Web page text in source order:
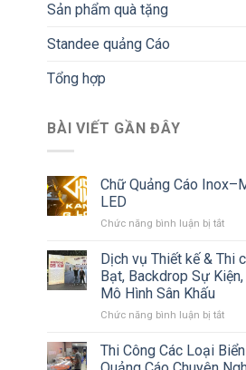
Sản phẩm quà tặng
Standee quảng Cáo
Tổng hợp
BÀI VIẾT GẦN ĐÂY
Chữ Quảng Cáo
LED
Chức năng bình luận bị tắtở
Cáo
Có
Dịch vụ Thiết kế & Thi
Bạt, Backdrop Sự
Mô Hình Sân Khấu
Chức năng bình luận bị tắtở
vụ
Thiết
Thi Công Các Loại